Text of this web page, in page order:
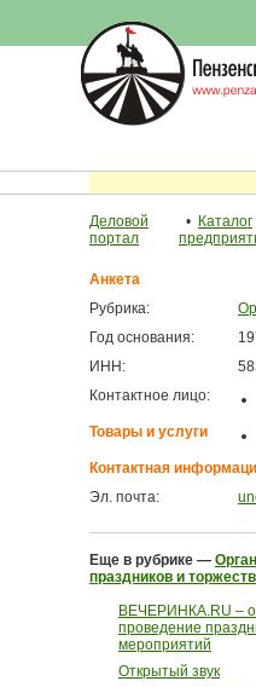
Деловой
портал
• Каталог
Анкета
Рубрика:
Год основания:
ИНН:
Контактное лицо:
Товары и услуги
Контактная
Эл. почта:
Еще в рубрике —
праздников и торжеств
ВЕЧЕРИНКА.RU –
проведение
мероприятий
Открытый звук